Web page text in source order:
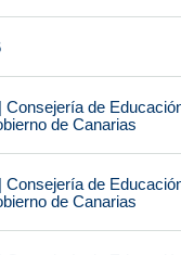
de
de Canarias
de
de Canarias